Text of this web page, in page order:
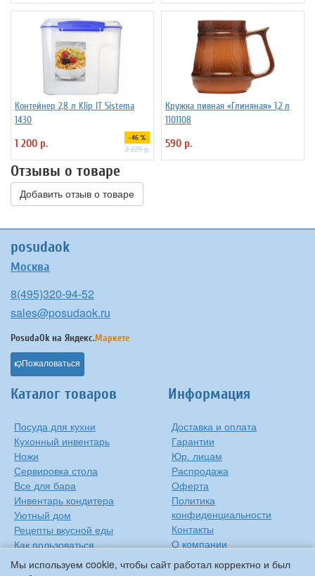
Мы используем cookie, чтобы сайт работал корректно и был
Контейнер 2,8 л Klip IT Sistema
1430
1 200 р. -46 %
2 229 р.
Кружка пивная «Глиняная» 1,2 л
1101108
590 р.
Отзывы о товаре
Добавить отзыв о товаре
posudaok
Москва
8(495)320-94-52
sales@posudaok.ru
PosudaOk на Яндекс.Маркете
Пожаловаться
Каталог товаров
Посуда для кухни
Кухонный инвентарь
Ножи
Сервировка стола
Все для бара
Инвентарь кондитера
Уютный дом
Рецепты вкусной еды
Как пользоваться
сковородкой
Информация
Доставка и оплата
Гарантии
Юр. лицам
Распродажа
Оферта
Политика
конфиденциальности
Контакты
О компании
Сиропы Monin
Виды барного стекла